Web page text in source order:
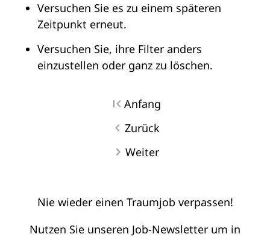
Versuchen Sie es zu einem späteren
Zeitpunkt erneut.
Versuchen Sie, ihre Filter anders
einzustellen oder ganz zu löschen.
Anfang
Zurück
Weiter
Nie wieder einen Traumjob verpassen!
Nutzen Sie unseren Job-Newsletter um in